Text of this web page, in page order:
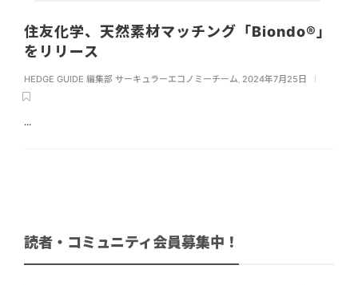
住友化学、天然素材マッチング「Biondo®」
をリリース
HEDGE GUIDE 編集部 サーキュラーエコノミーチーム 2024年7月25日
...
読者・コミュニティ会員募集中！